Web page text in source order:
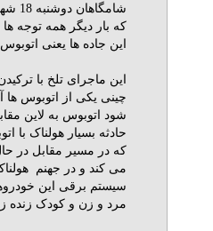
که بار دیگر همه توجه ها
این جاده ها یعنی
این ماجرای تلخ با
چینی یکی از اتوبوس
شود اتوبوس به لاین
حادثه بسیار هولناک با
که در مسیر مقابل در
می کند و در جهنم
مرد و زن و کودک زنده